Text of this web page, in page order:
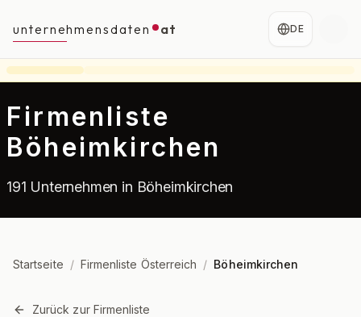
unternehmensdaten at DE
Firmenliste
Böheimkirchen
191 Unternehmen in Böheimkirchen
Startseite / Firmenliste Österreich / Böheimkirchen
Zurück zur Firmenliste